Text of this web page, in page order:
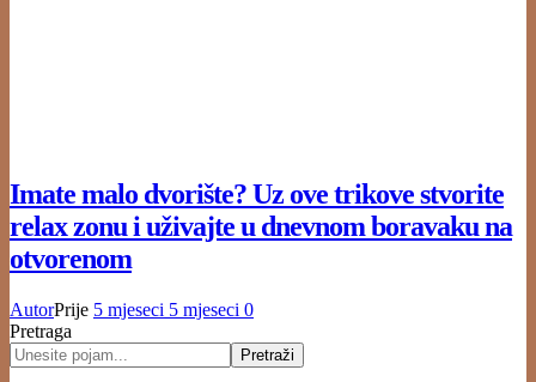
Imate malo dvorište? Uz ove trikove stvorite
relax zonu i uživajte u dnevnom boravaku na
otvorenom
AutorPrije 5 mjeseci 5 mjeseci 0
Pretraga
Pretraži